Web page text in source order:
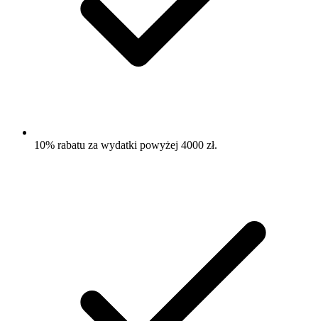
10% rabatu za wydatki powyżej 4000 zł.